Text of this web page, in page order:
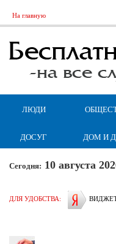
На главную
ЛЮДИ
ДОСУГ ДОМ И
Сегодня: 10 августа
ДЛЯ УДОБСТВА: